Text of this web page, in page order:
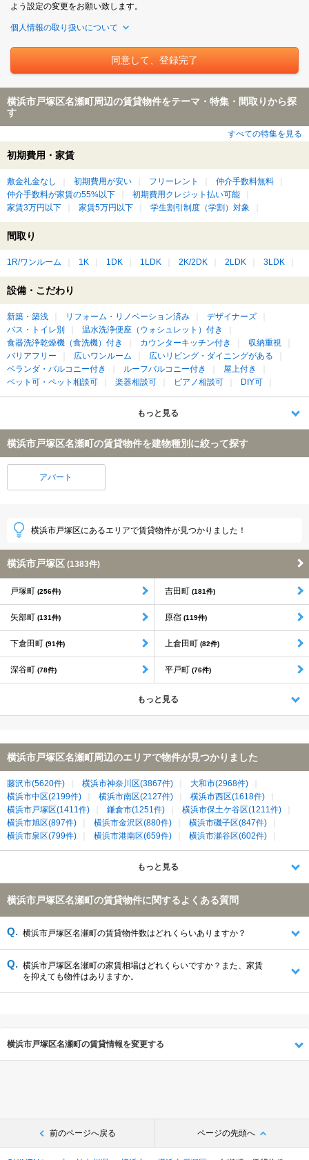
よう設定の変更をお願い致します。
個人情報の取り扱いについて
横浜市戸塚区名瀬町周辺の賃貸物件をテーマ・特集・間取りから探
す
すべての特集を見る
初期費用・家賃
敷金礼金なし 初期費用が安い フリーレント
仲介手数料無料
仲介手数料が家賃の55%以下
初期費用クレジット払い可能
家賃3万円以下
家賃5万円以下 学生割引制度（学割）対象
間取り
1R/ワンルーム 1K 1DK 1LDK 2K/2DK 2LDK 3LDK
設備・こだわり
新築・築浅 リフォーム・リノベーション済み
デザイナーズ
バス・トイレ別
温水洗浄便座（ウォシュレット）付き
食器洗浄乾燥機（食洗機）付き
カウンターキッチン付き
収納重視
バリアフリー
広いワンルーム
広いリビング・ダイニングがある
ベランダ・バルコニー付き
ルーフバルコニー付き
屋上付き
ペット可・ペット相談可
楽器相談可 ピアノ相談可 DIY可
もっと見る
横浜市戸塚区名瀬町の賃貸物件を建物種別に絞って探す
アパート
横浜市戸塚区にあるエリアで賃貸物件が見つかりました！
横浜市戸塚区 (1383件)
戸塚町 (256件) 吉田町 (181件)
矢部町 (131件) 原宿 (119件)
下倉田町 (91件) 上倉田町 (82件)
深谷町 (78件) 平戸町 (76件)
もっと見る
横浜市戸塚区名瀬町周辺のエリアで物件が見つかりました
藤沢市(5620件) 横浜市神奈川区(3867件)
大和市(2968件)
横浜市中区(2199件)
横浜市南区(2127件)
横浜市西区(1618件)
横浜市戸塚区(1411件)
鎌倉市(1251件)
横浜市保土ケ谷区(1211件)
横浜市旭区(897件)
横浜市金沢区(880件)
横浜市磯子区(847件)
横浜市泉区(799件)
横浜市港南区(659件)
横浜市瀬谷区(602件)
横浜市栄区(449件)
綾瀬市(223件)
もっと見る
横浜市戸塚区名瀬町の賃貸物件に関するよくある質問
横浜市戸塚区名瀬町の賃貸物件数はどれくらいありますか？
横浜市戸塚区名瀬町の家賃相場はどれくらいですか？また、家賃
を抑えても物件はありますか。
横浜市戸塚区名瀬町の賃貸情報を変更する
前のページへ戻る ページの先頭へ